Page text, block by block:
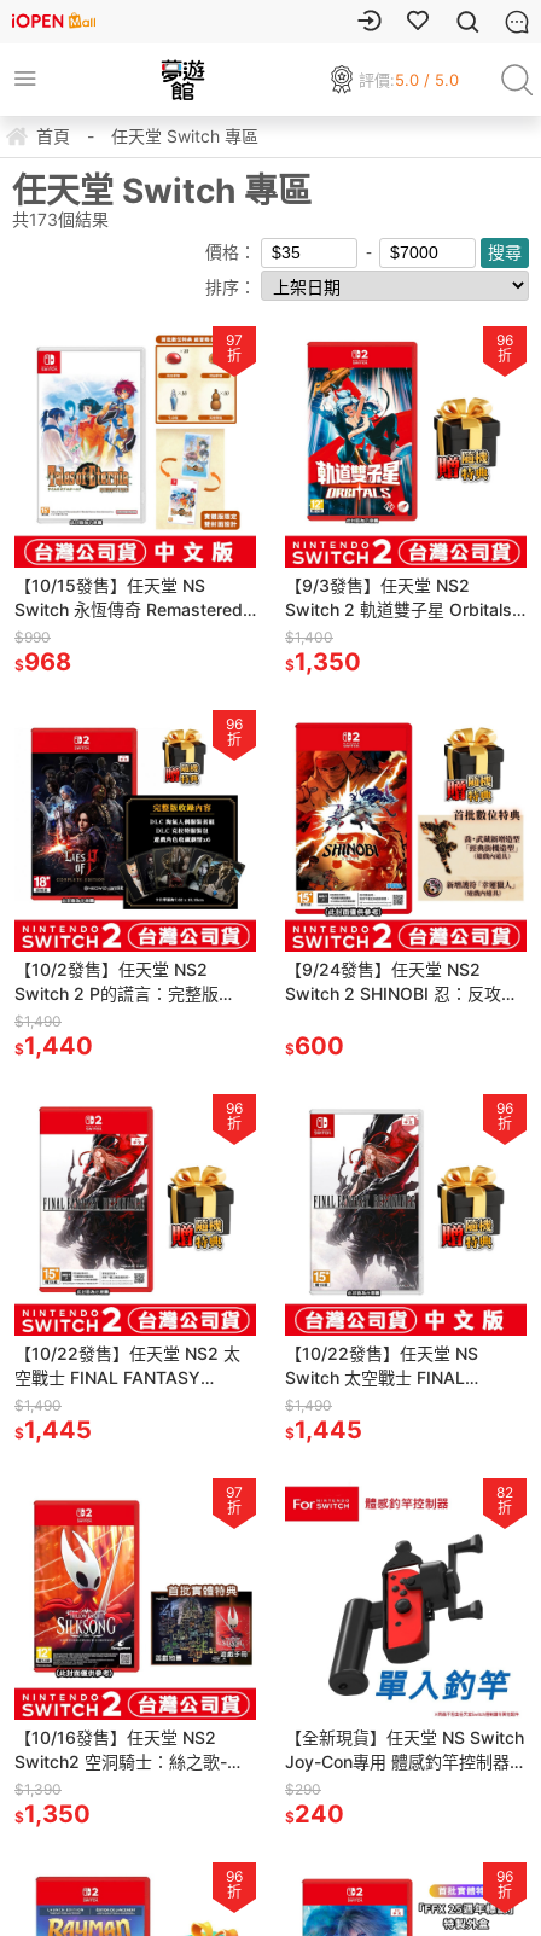
評價:5.0 / 5.0
首頁 - 任天堂 Switch 專區
任天堂 Switch 專區
共173個結果
價格：
排序：
97
折
【10/15發售】任天堂 NS
Switch 永恆傳奇 Remastered-
中文版[夢遊館]雙面封面設計
$990
$968
96
折
【9/3發售】任天堂 NS2
Switch 2 軌道雙子星 Orbitals -
中文版 [夢遊館] 雙人協力合作遊
戲
$1,400
$1,350
96
折
【10/2發售】任天堂 NS2
Switch 2 P的謊言：完整版
(Lies of P)-中文版[夢遊館]
$1,490
$1,440
【9/24發售】任天堂 NS2
Switch 2 SHINOBI 忍：反攻的
$600
96
折
【10/22發售】任天堂 NS2 太
空戰士 FINAL FANTASY
RESONANCE-中文版(鑰匙卡)
$1,490
$1,445
96
折
【10/22發售】任天堂 NS
Switch 太空戰士 FINAL
FANTASY RESONANCE-中文
版
$1,490
$1,445
97
折
【10/16發售】任天堂 NS2
Switch2 空洞騎士：絲之歌-中
文版 [夢遊館]大黃蜂 小騎士
$1,390
$1,350
82
折
【全新現貨】任天堂 NS Switch
Joy-Con專用 體感釣竿控制器
JYS-NS248[夢遊館]
$290
$240
96
折
96
折